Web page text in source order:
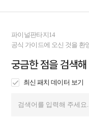
파이널판타지14
공식 가이드에 오신 것을 환
궁금한 점을 검색
최신 패치 데이터 보기